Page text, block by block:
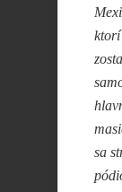
ktorí
sa